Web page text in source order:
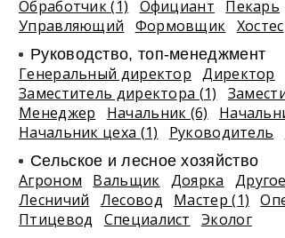
Обработчик (1)
Официант Пекарь
Управляющий
Формовщик Хостес
Руководство, топ-менеджмент
Генеральный директор Директор
Заместитель директора (1)
Менеджер
Начальник (6)
Начальник цеха (1)
Руководитель
Сельское и лесное хозяйство
Агроном Вальщик Доярка Другое
Лесничий
Лесовод Мастер (1)
Птицевод
Специалист Эколог